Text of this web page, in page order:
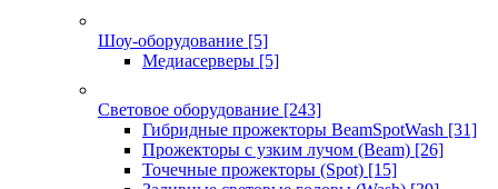
Шоу-оборудование [5]
Медиасерверы [5]
Световое оборудование [243]
Гибридные прожекторы BeamSpotWash [31]
Прожекторы с узким лучом (Beam) [26]
Точечные прожекторы (Spot) [15]